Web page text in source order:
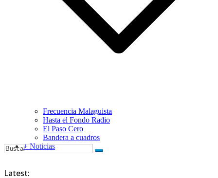
Frecuencia Malaguista
Hasta el Fondo Radio
El Paso Cero
Bandera a cuadros
+ Noticias
Latest: